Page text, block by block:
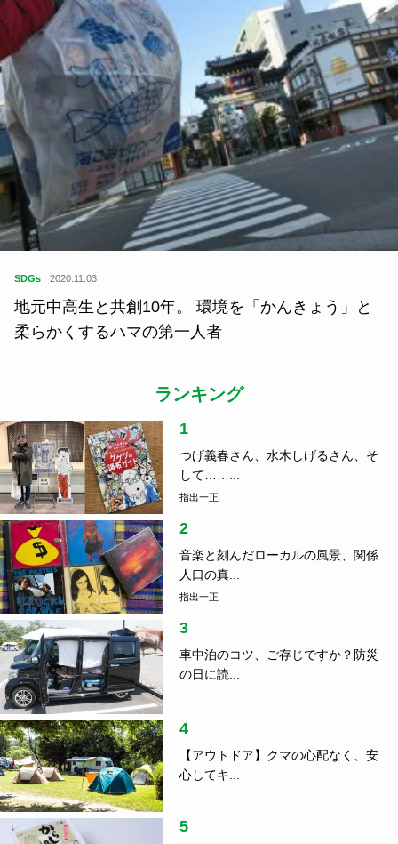
SDGs 2020.11.03
地元中高生と共創10年。 環境を「かんきょう」と
柔らかくするハマの第一人者
ランキング
1
つげ義春さん、水木しげるさん、そ
して……...
指出一正
2
音楽と刻んだローカルの風景、関係
人口の真...
指出一正
3
車中泊のコツ、ご存じですか？防災
の日に読...
4
【アウトドア】クマの心配なく、安
心してキ...
5